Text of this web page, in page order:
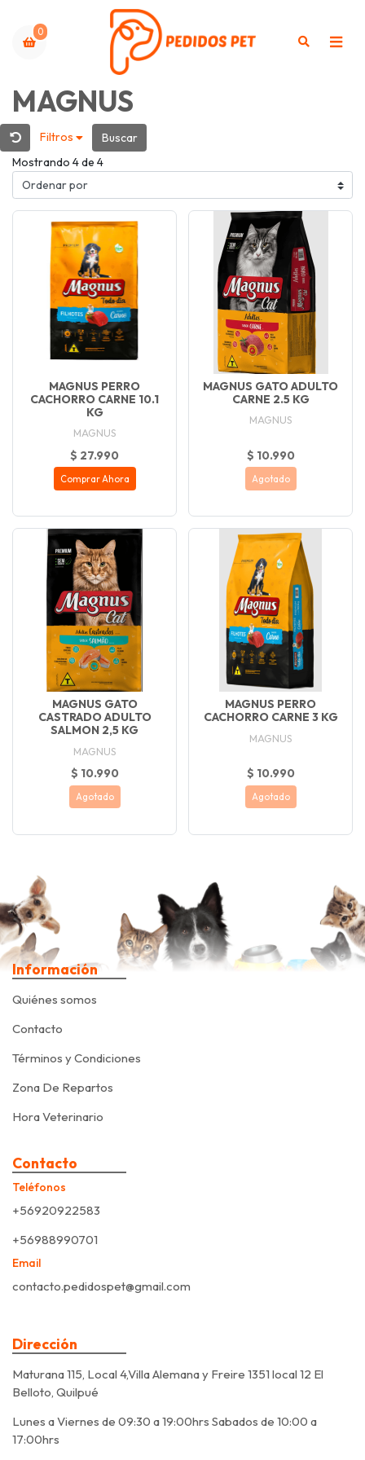
0
MAGNUS
Filtros
Buscar
Mostrando 4 de 4
MAGNUS PERRO
CACHORRO CARNE 10.1
KG
MAGNUS
$ 27.990
Comprar Ahora
MAGNUS GATO ADULTO
CARNE 2.5 KG
MAGNUS
$ 10.990
Agotado
MAGNUS GATO
CASTRADO ADULTO
SALMON 2,5 KG
MAGNUS
$ 10.990
Agotado
MAGNUS PERRO
CACHORRO CARNE 3 KG
MAGNUS
$ 10.990
Agotado
Información
Quiénes somos
Contacto
Términos y Condiciones
Zona De Repartos
Hora Veterinario
Contacto
Teléfonos
+56920922583
+56988990701
Email
contacto.pedidospet@gmail.com
Dirección
Maturana 115, Local 4,Villa Alemana y Freire 1351 local 12 El
Belloto, Quilpué
Lunes a Viernes de 09:30 a 19:00hrs Sabados de 10:00 a
17:00hrs